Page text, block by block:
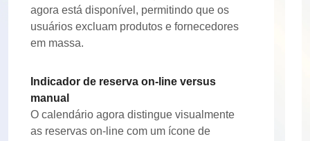
agora está disponível, permitindo que os
usuários excluam produtos e fornecedores
em massa.
Indicador de reserva on-line versus
manual
O calendário agora distingue visualmente
as reservas on-line com um ícone de